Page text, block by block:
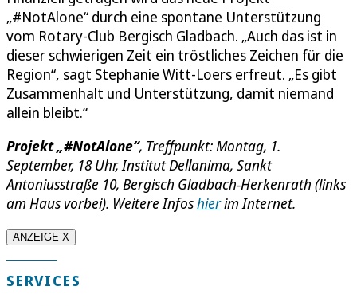
„#NotAlone“ durch eine spontane Unterstützung
vom Rotary-Club Bergisch Gladbach. „Auch das ist in
dieser schwierigen Zeit ein tröstliches Zeichen für die
Region“, sagt Stephanie Witt-Loers erfreut. „Es gibt
Zusammenhalt und Unterstützung, damit niemand
allein bleibt.“
Projekt „#NotAlone“, Treffpunkt: Montag, 1.
September, 18 Uhr, Institut Dellanima, Sankt
Antoniusstraße 10, Bergisch Gladbach-Herkenrath (links
am Haus vorbei). Weitere Infoshierim Internet.
ANZEIGE X
SERVICES